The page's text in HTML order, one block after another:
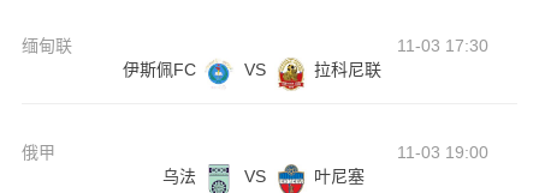
缅甸联
11-03 17:30
伊斯佩FC
VS 拉科尼联
俄甲
11-03 19:00
乌法
VS 叶尼塞